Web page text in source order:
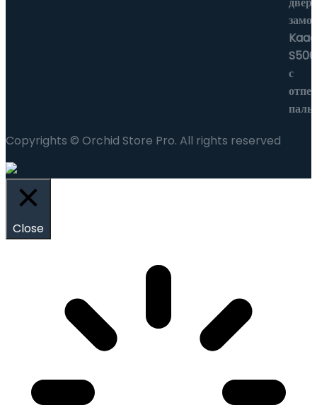
Copyrights © Orchid Store Pro. All rights reserved
Close